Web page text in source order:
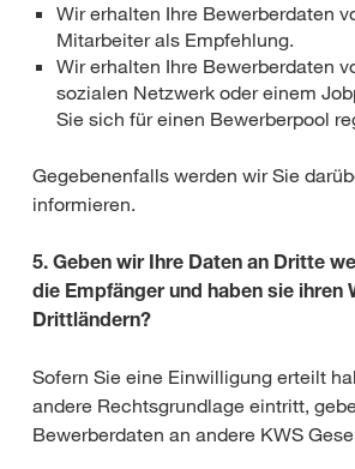
Wir erhalten Ihre Bewerberdaten
Mitarbeiter als Empfehlung.
Wir erhalten Ihre Bewerberdaten
sozialen Netzwerk oder einem
Sie sich für einen Bewerberpool
Gegebenenfalls werden wir Sie
informieren.
5. Geben wir Ihre Daten an Dritte
die Empfänger und haben sie ihren
Drittländern?
Sofern Sie eine Einwilligung erteilt
andere Rechtsgrundlage eintritt,
Bewerberdaten an andere KWS